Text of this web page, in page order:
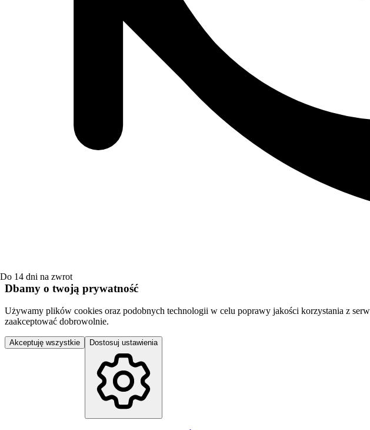
Do 14 dni na zwrot
Dbamy o twoją prywatność
Używamy plików cookies oraz podobnych technologii w celu poprawy jakości korzystania z
zaakceptować dobrowolnie.
Akceptuję wszystkie Dostosuj ustawienia